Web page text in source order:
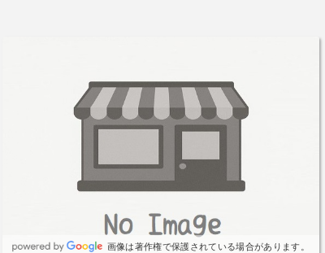
画像は著作権で保護されている場合があります。